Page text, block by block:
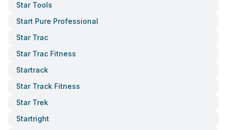
Star Tools
Start Pure Professional
Star Trac
Star Trac Fitness
Startrack
Star Track Fitness
Star Trek
Startright